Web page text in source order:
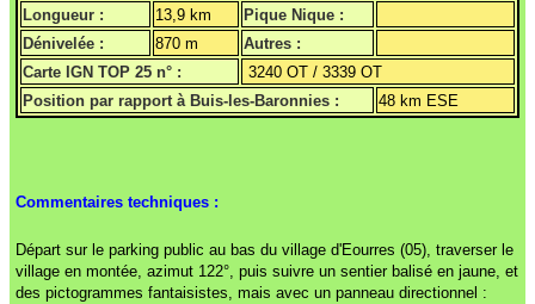
Longueur :
13,9 km
Pique Nique :
Dénivelée :
870 m
Autres :
Carte IGN TOP 25 n° :
3240 OT / 3339 OT
Position par rapport à Buis-les-Baronnies :
48 km ESE
Commentaires techniques :
Départ sur le parking public au bas du village d'Eourres (05), traverser le
village en montée, azimut 122°, puis suivre un sentier balisé en jaune, et
des pictogrammes fantaisistes, mais avec un panneau directionnel :